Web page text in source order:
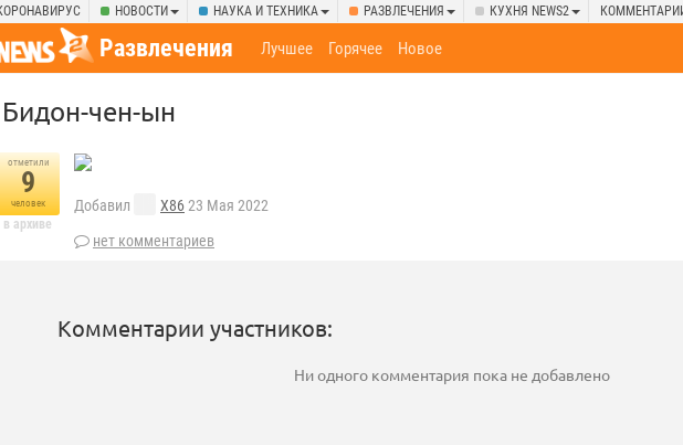
НОВОСТИ НАУКА И ТЕХНИКА РАЗВЛЕЧЕНИЯ КУХНЯ NEWS2
Развлечения Лучшее Горячее Новое
Бидон-чен-ын
отметили
9
человек
в архиве
Добавил X8623 Мая 2022
нет комментариев
Комментарии участников:
Ни одного комментария пока не добавлено